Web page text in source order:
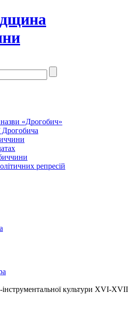
«Дрогобич»
Дрогобича
репресій
культури XVI-XVII